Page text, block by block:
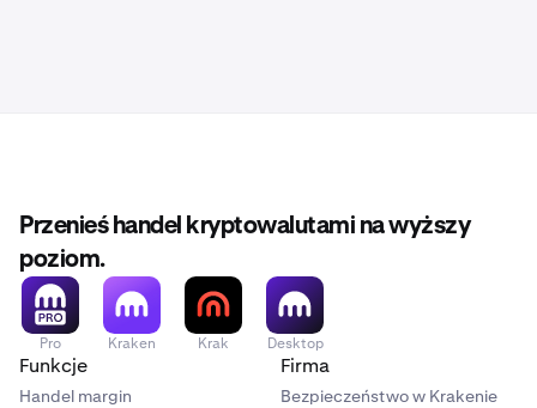
Przenieś handel kryptowalutami na wyższy
poziom.
Pro Kraken Krak Desktop
Funkcje
Handel margin
Firma
Bezpieczeństwo w Krakenie